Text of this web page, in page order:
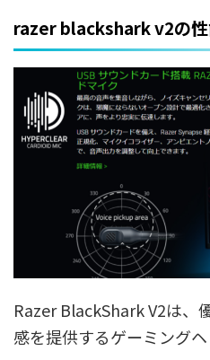
razer blackshark v2の
Razer BlackShark V2は、
感を提供するゲーミングヘ